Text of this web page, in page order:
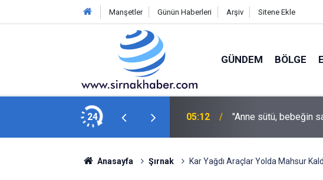
Manşetler Günün Haberleri Arşiv Sitene Ekle
GÜNDEM BÖLGE
24 05:12 "Anne sütü, bebeğin
Anasayfa Şırnak Kar Yağdı Araçlar Yolda Mahsur